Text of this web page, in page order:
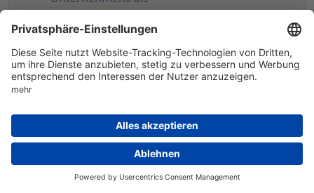
Heidelberger Druck mit
Das Ergebnis nach Steuern
reduzierte sich um
22.08.2000
will 1,70 Euro je Akti- In der
Gruppe sollen im
Gesamtgeschäftsjahr
Heidelberger Druckmaschinen: